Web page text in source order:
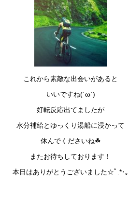
これから素敵な出会いがあると
いいですね(´ω`)
好転反応出てましたが
水分補給とゆっくり湯船に浸かって
休んでくださいね☘
またお待ちしております！
本日はありがとうございました☆ﾟ.*･｡